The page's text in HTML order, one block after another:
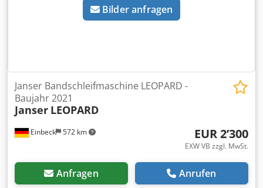
Bilder anfragen
Einbeck 572 km
Janser Bandschleifmaschine LEOPARD -
Baujahr 2021
Janser LEOPARD
EUR 2’300
EXW VB zzgl. MwSt.
Anfragen Anrufen